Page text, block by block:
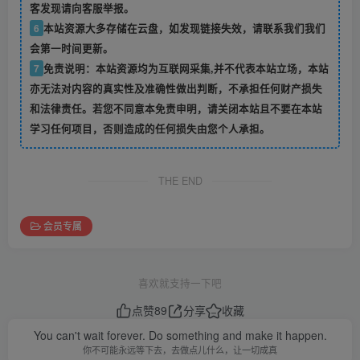
客发现请向客服举报。
6 本站资源大多存储在云盘，如发现链接失效，请联系我们我们
会第一时间更新。
7 免责说明：本站资源均为互联网采集,并不代表本站立场，本站
亦无法对内容的真实性及准确性做出判断，不承担任何财产损失
和法律责任。若您不同意本免责申明，请关闭本站且不要在本站
学习任何项目，否则造成的任何损失由您个人承担。
THE END
会员专属
喜欢就支持一下吧
点赞89 分享
收藏
You can't wait forever. Do something and make it happen.
你不可能永远等下去，去做点儿什么，让一切成真